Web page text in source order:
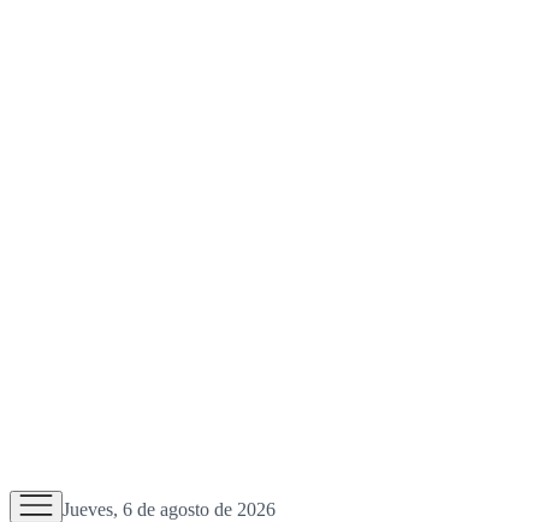
Jueves, 6 de agosto de 2026